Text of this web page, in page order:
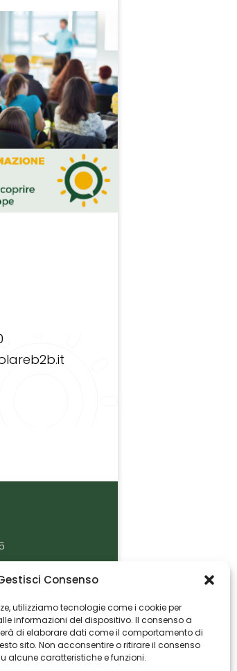
Consenso
utilizziamo tecnologie come i cookie per
informazioni del dispositivo. Il consenso a
di elaborare dati come il comportamento di
sito. Non acconsentire o ritirare il consenso
alcune caratteristiche e funzioni.